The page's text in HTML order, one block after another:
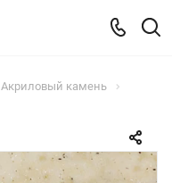
Акриловый камень